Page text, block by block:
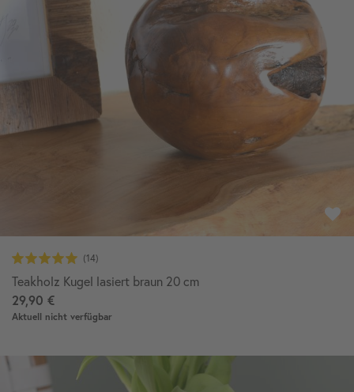
Teakholz Kugel lasiert braun 20 cm
29,90 €
Aktuell nicht verfügbar